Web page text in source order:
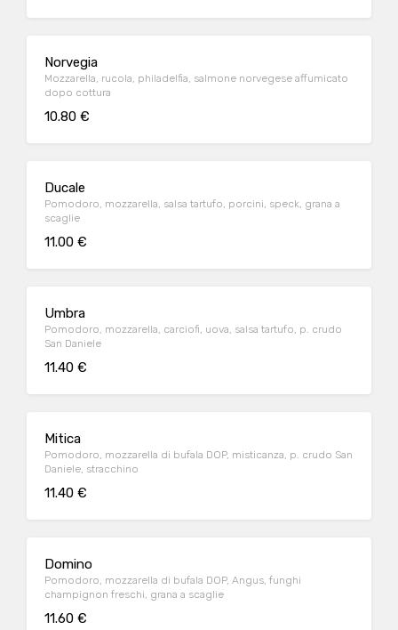
Norvegia
Mozzarella, rucola, philadelfia, salmone norvegese affumicato
dopo cottura
10.80 €
Ducale
Pomodoro, mozzarella, salsa tartufo, porcini, speck, grana a
scaglie
11.00 €
Umbra
Pomodoro, mozzarella, carciofi, uova, salsa tartufo, p. crudo
San Daniele
11.40 €
Mitica
Pomodoro, mozzarella di bufala DOP, misticanza, p. crudo San
Daniele, stracchino
11.40 €
Domino
Pomodoro, mozzarella di bufala DOP, Angus, funghi
champignon freschi, grana a scaglie
11.60 €